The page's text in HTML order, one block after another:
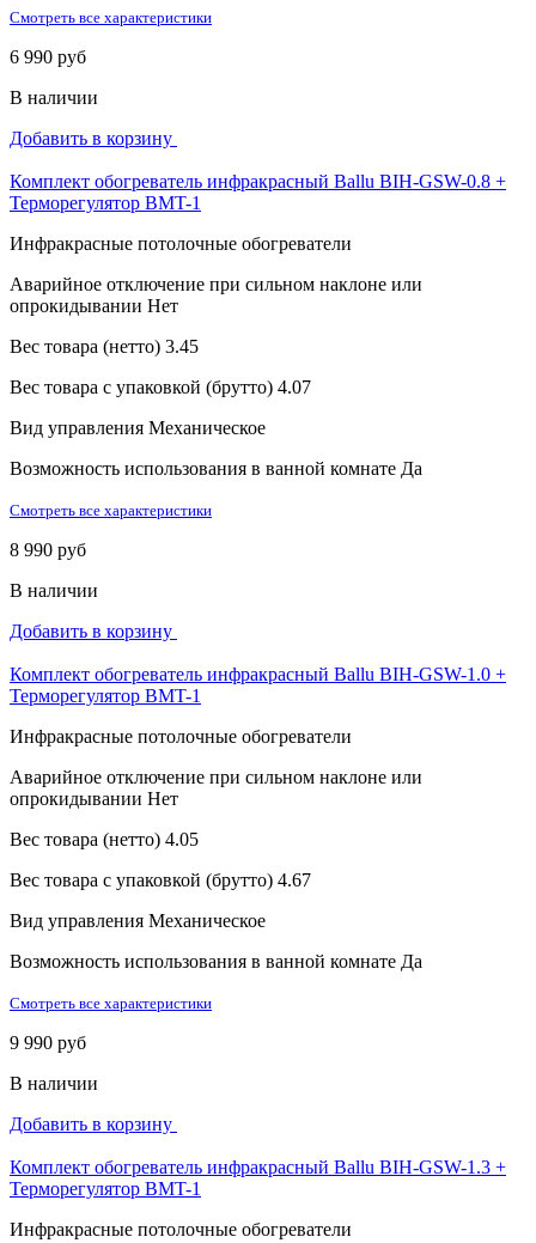
Смотреть все характеристики
6 990 руб
В наличии
Добавить в корзину
Комплект обогреватель инфракрасный Ballu BIH-GSW-0.8 +
Терморегулятор BMT-1
Инфракрасные потолочные обогреватели
Аварийное отключение при сильном наклоне или
опрокидывании Нет
Вес товара (нетто) 3.45
Вес товара с упаковкой (брутто) 4.07
Вид управления Механическое
Возможность использования в ванной комнате Да
Смотреть все характеристики
8 990 руб
В наличии
Добавить в корзину
Комплект обогреватель инфракрасный Ballu BIH-GSW-1.0 +
Терморегулятор BMT-1
Инфракрасные потолочные обогреватели
Аварийное отключение при сильном наклоне или
опрокидывании Нет
Вес товара (нетто) 4.05
Вес товара с упаковкой (брутто) 4.67
Вид управления Механическое
Возможность использования в ванной комнате Да
Смотреть все характеристики
9 990 руб
В наличии
Добавить в корзину
Комплект обогреватель инфракрасный Ballu BIH-GSW-1.3 +
Терморегулятор BMT-1
Инфракрасные потолочные обогреватели